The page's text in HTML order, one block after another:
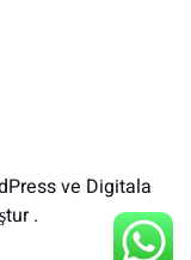
ve Digitala
.